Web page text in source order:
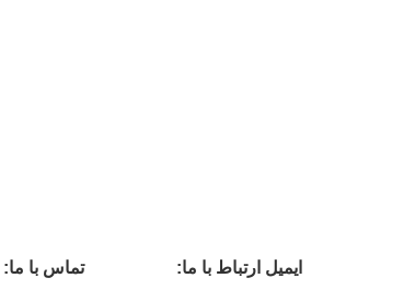
ایمیل ارتباط با ما: تماس با ما: